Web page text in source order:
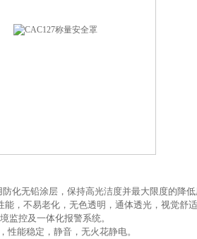
化无铅涂层，保持高光洁度并最大限度的降低
，不易老化，无色透明，通体透光，视觉舒适
监控及一体化报警系统。
性能稳定，静音，无火花静电。